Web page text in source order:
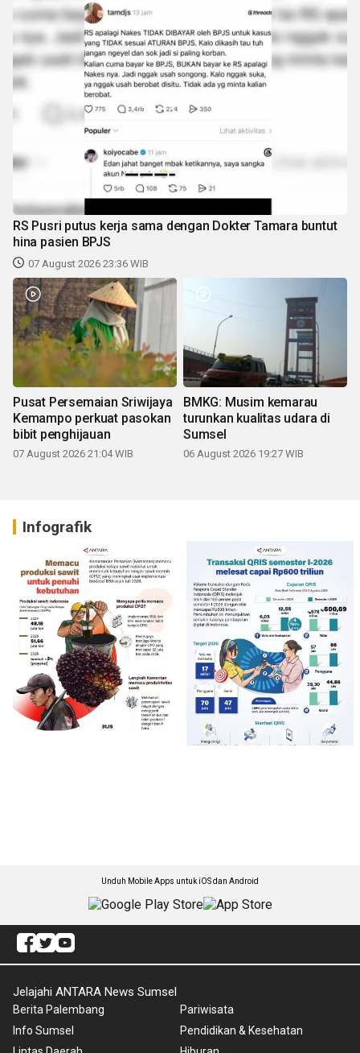
RS Pusri putus kerja sama dengan Dokter Tamara buntut
hina pasien BPJS
07 August 2026 23:36 WIB
Pusat Persemaian Sriwijaya
Kemampo perkuat pasokan
bibit penghijauan
07 August 2026 21:04 WIB
BMKG: Musim kemarau
turunkan kualitas udara di
Sumsel
06 August 2026 19:27 WIB
Infografik
Unduh Mobile Apps untuk iOS dan Android
Jelajahi ANTARA News Sumsel
Berita Palembang
Info Sumsel
Pariwisata
Pendidikan & Kesehatan